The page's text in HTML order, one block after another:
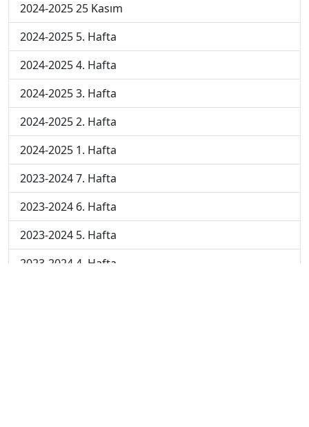
2024-2025 25 Kasım
2024-2025 5. Hafta
2024-2025 4. Hafta
2024-2025 3. Hafta
2024-2025 2. Hafta
2024-2025 1. Hafta
2023-2024 7. Hafta
2023-2024 6. Hafta
2023-2024 5. Hafta
2023-2024 4. Hafta